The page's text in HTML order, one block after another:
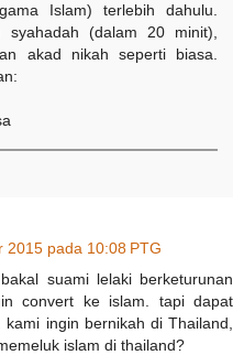
Islam) terlebih dahulu.
syahadah (dalam 20 minit),
akad nikah seperti biasa.
2015 pada 10:08 PTG
suami lelaki berketurunan
convert ke islam. tapi dapat
ingin bernikah di Thailand,
islam di thailand?